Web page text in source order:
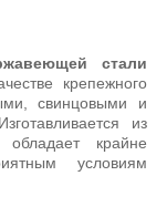
стали
крепежного
свинцовыми и
из
крайне
условиям